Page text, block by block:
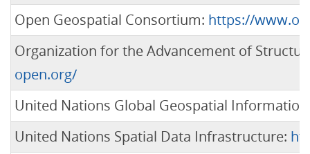
Open Geospatial Consortium: https://
Organization for the Advancement of
open.org/
United Nations Global Geospatial
United Nations Spatial Data Infrastructure: